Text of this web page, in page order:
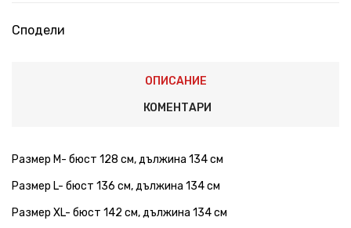
Сподели
ОПИСАНИЕ
КОМЕНТАРИ
Размер М- бюст 128 см, дължина 134 см
Размер L- бюст 136 см, дължина 134 см
Размер XL- бюст 142 см, дължина 134 см